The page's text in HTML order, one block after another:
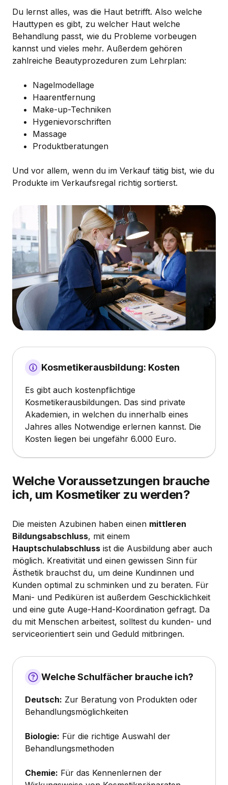
Du lernst alles, was die Haut betrifft. Also welche
Hauttypen es gibt, zu welcher Haut welche
Behandlung passt, wie du Probleme vorbeugen
kannst und vieles mehr. Außerdem gehören
zahlreiche Beautyprozeduren zum Lehrplan:
Nagelmodellage
Haarentfernung
Make-up-Techniken
Hygenievorschriften
Massage
Produktberatungen
Und vor allem, wenn du im Verkauf tätig bist, wie du
Produkte im Verkaufsregal richtig sortierst.
Kosmetikerausbildung: Kosten
Es gibt auch kostenpflichtige
Kosmetikerausbildungen. Das sind private
Akademien, in welchen du innerhalb eines
Jahres alles Notwendige erlernen kannst. Die
Kosten liegen bei ungefähr 6.000 Euro.
Welche Voraussetzungen brauche
ich, um Kosmetiker zu werden?
Die meisten Azubinen haben einen mittleren
Bildungsabschluss, mit einem
Hauptschulabschluss ist die Ausbildung aber auch
möglich. Kreativität und einen gewissen Sinn für
Ästhetik brauchst du, um deine Kundinnen und
Kunden optimal zu schminken und zu beraten. Für
Mani- und Pediküren ist außerdem Geschicklichkeit
und eine gute Auge-Hand-Koordination gefragt. Da
du mit Menschen arbeitest, solltest du kunden- und
serviceorientiert sein und Geduld mitbringen.
Welche Schulfächer brauche ich?
Deutsch: Zur Beratung von Produkten oder
Behandlungsmöglichkeiten
Biologie: Für die richtige Auswahl der
Behandlungsmethoden
Chemie: Für das Kennenlernen der